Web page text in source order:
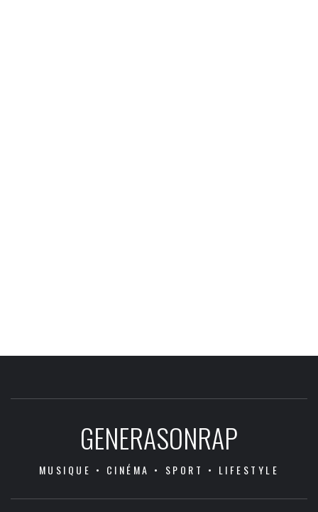
GENERASONRAP
MUSIQUE • CINÉMA • SPORT • LIFESTYLE